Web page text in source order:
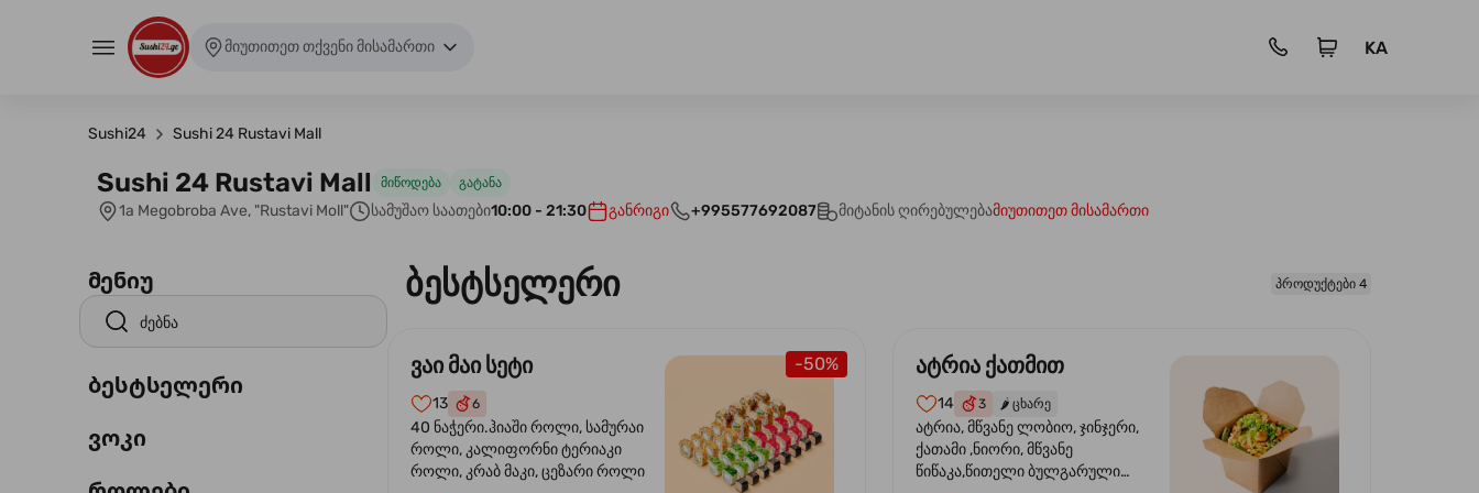
მიუთითეთ თქვენი მისამართი KA
Sushi24 Sushi 24 Rustavi Mall
Sushi 24 Rustavi Mall მიწოდება გატანა
1a Megobroba Ave, "Rustavi Moll" სამუშაო საათები10:00 - 21:30 განრიგი +995577692087 მიტანის ღირებულებამიუთითეთ მისამართი
მენიუ
ბესტსელერი
ვოკი
ბესტსელერი პროდუქტები 4
-50%
ვაი მაი სეტი
13 6
40 ნაჭერი.ჰიაში როლი, სამურაი
როლი, კალიფორნი ტერიაკი
როლი, კრაბ მაკი, ცეზარი როლი
ატრია ქათმით
14 3 🌶️ ცხარე
ატრია, მწვანე ლობიო, ჯინჯერი,
ქათამი ,ნიორი, მწვანე
წიწაკა,წითელი ბულგარული